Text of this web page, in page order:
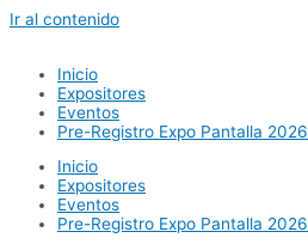
Ir al contenido
Inicio
Expositores
Eventos
Pre-Registro Expo Pantalla 2026
Inicio
Expositores
Eventos
Pre-Registro Expo Pantalla 2026